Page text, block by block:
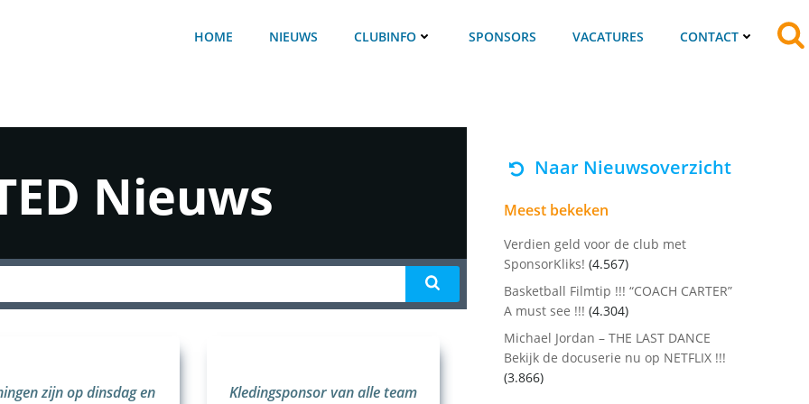
HOME NIEUWS CLUBINFO SPONSORS VACATURES CONTACT
Nieuws
zijn op dinsdag en
Kledingsponsor van alle team
Naar Nieuwsoverzicht
Meest bekeken
Verdien geld voor de club met
SponsorKliks! (4.567)
Basketball Filmtip !!! “COACH CARTER”
A must see !!! (4.304)
Michael Jordan – THE LAST DANCE
Bekijk de docuserie nu op NETFLIX !!!
(3.866)